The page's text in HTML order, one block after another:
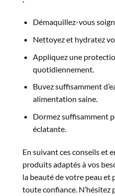
Démaquillez-vous
Nettoyez et hydratez
Appliquez une
quotidiennement.
Buvez suffisamment
alimentation saine.
Dormez suffisamment
éclatante.
En suivant ces conseils et
produits adaptés à vos
la beauté de votre peau et
toute confiance. N’hésitez